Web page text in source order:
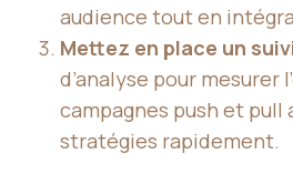
audience tout en
Mettez en place un
d’analyse pour mesurer
campagnes push et pull
stratégies rapidement.